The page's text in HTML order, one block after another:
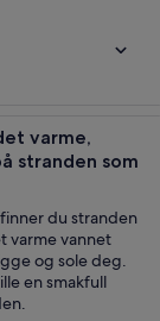
varme,
stranden som
du stranden
varme vannet
og sole deg.
en smakfull